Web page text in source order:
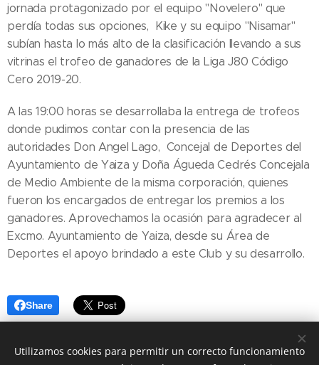
jornada protagonizado por el equipo "Novelero" que
perdía todas sus opciones, Kike y su equipo "Nisamar"
subían hasta lo más alto de la clasificación llevando a sus
vitrinas el trofeo de ganadores de la Liga J80 Código
Cero 2019-20.
A las 19:00 horas se desarrollaba la entrega de trofeos
donde pudimos contar con la presencia de las
autoridades Don Angel Lago, Concejal de Deportes del
Ayuntamiento de Yaiza y Doña Águeda Cedrés Concejala
de Medio Ambiente de la misma corporación, quienes
fueron los encargados de entregar los premios a los
ganadores. Aprovechamos la ocasión para agradecer al
Excmo. Ayuntamiento de Yaiza, desde su Área de
Deportes el apoyo brindado a este Club y su desarrollo.
Share
Utilizamos cookies para permitir un correcto funcionamiento